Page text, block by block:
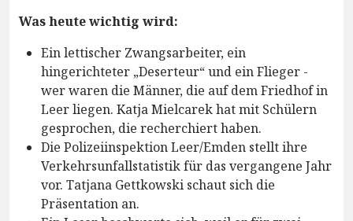
Was heute wichtig wird:
Ein lettischer Zwangsarbeiter, ein
hingerichteter „Deserteur“ und ein Flieger -
wer waren die Männer, die auf dem Friedhof in
Leer liegen. Katja Mielcarek hat mit Schülern
gesprochen, die recherchiert haben.
Die Polizeiinspektion Leer/Emden stellt ihre
Verkehrsunfallstatistik für das vergangene Jahr
vor. Tatjana Gettkowski schaut sich die
Präsentation an.